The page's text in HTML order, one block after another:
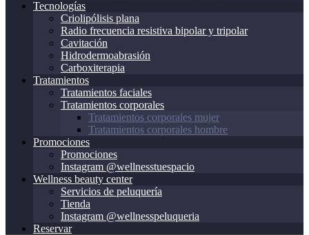
Tecnologías
Criolipólisis plana
Radio frecuencia resistiva bipolar y tripolar
Cavitación
Hidrodermoabrasión
Carboxiterapia
Tratamientos
Tratamientos faciales
Tratamientos corporales
Tratamientos corporales mujer
Tratamientos corporales hombre
Promociones
Promociones
Instagram @wellnesstuespacio
Wellness beauty center
Servicios de peluquería
Tienda
Instagram @wellnesspeluqueria
Reservar